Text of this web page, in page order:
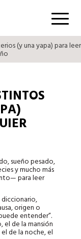
Menú
(y una yapa) para leer
sueño pesado,
y mucho más
para leer
diccionario,
origen o
entender”.
el de la mansión
de la noche, el